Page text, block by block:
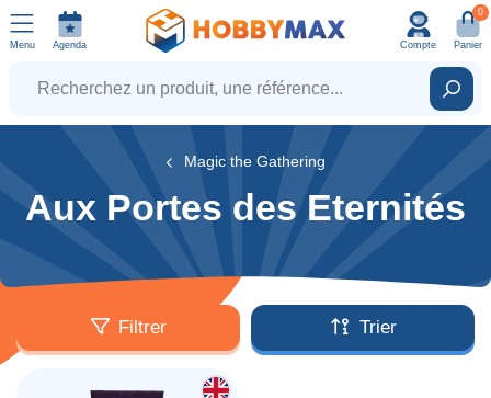
Menu Agenda Compte
0
Panier
Recherchez un produit, une référence...
Magic the Gathering
Aux Portes des Eternités
Filtrer Trier